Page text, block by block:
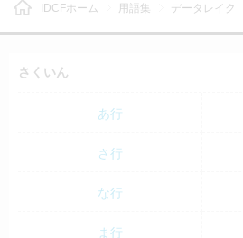
IDCFホーム 用語集 データレイク
さくいん
あ行
さ行
な行
ま行